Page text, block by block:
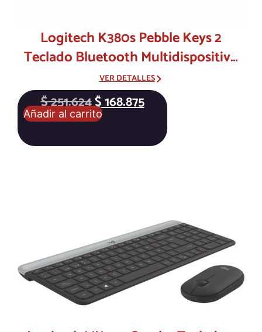
Logitech K380s Pebble Keys 2
Teclado Bluetooth Multidispositivo
Ultradelgado Blanco
VER DETALLES
$251.624$168.875
Añadir al carrito